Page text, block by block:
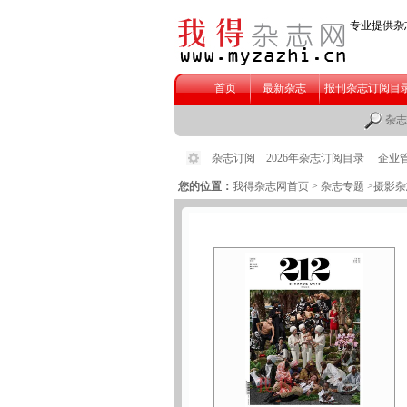
您的位置： 我得杂志网首页 > 杂志专题 >摄影